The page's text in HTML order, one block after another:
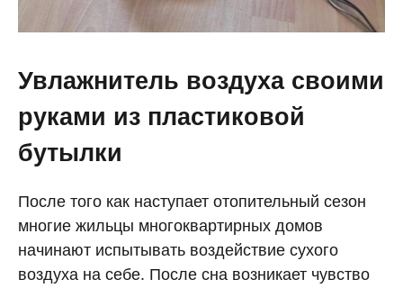
Увлажнитель воздуха своими
руками из пластиковой
бутылки
После того как наступает отопительный сезон
многие жильцы многоквартирных домов
начинают испытывать воздействие сухого
воздуха на себе. После сна возникает чувство